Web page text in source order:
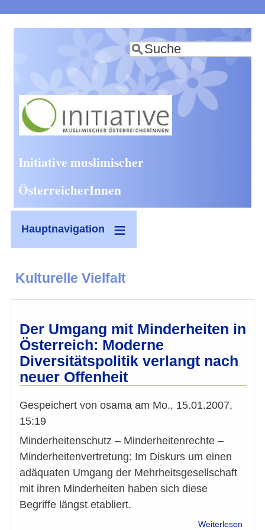
zum
Inhalt
Suche
Initiative muslimischer
ÖsterreicherInnen
Hauptnavigation
Kulturelle Vielfalt
Der Umgang mit Minderheiten in
Österreich: Moderne
Diversitätspolitik verlangt nach
neuer Offenheit
Gespeichert von osama am Mo., 15.01.2007,
15:19
Minderheitenschutz – Minderheitenrechte –
Minderheitenvertretung: Im Diskurs um einen
adäquaten Umgang der Mehrheitsgesellschaft
mit ihren Minderheiten haben sich diese
Begriffe längst etabliert.
Weiterlesen